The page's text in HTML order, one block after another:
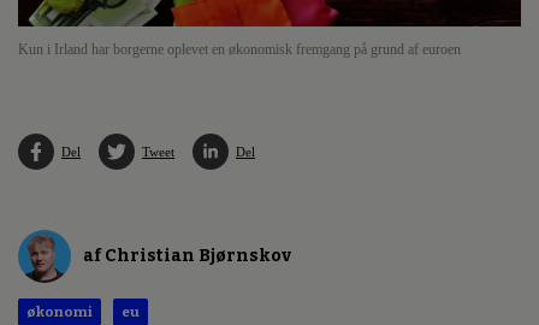
Kun i Irland har borgerne oplevet en økonomisk fremgang på grund af euroen
Del Tweet Del
af Christian Bjørnskov
økonomi eu